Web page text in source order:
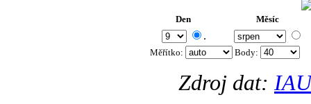
Den Měsíc
.
Měřítko: Body:
Zdroj dat: